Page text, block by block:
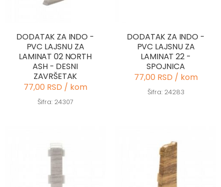
DODATAK ZA INDO -
PVC LAJSNU ZA
LAMINAT 02 NORTH
ASH - DESNI
ZAVRŠETAK
77,00 RSD / kom
Šifra: 24307
DODATAK ZA INDO -
PVC LAJSNU ZA
LAMINAT 22 -
SPOJNICA
77,00 RSD / kom
Šifra: 24283